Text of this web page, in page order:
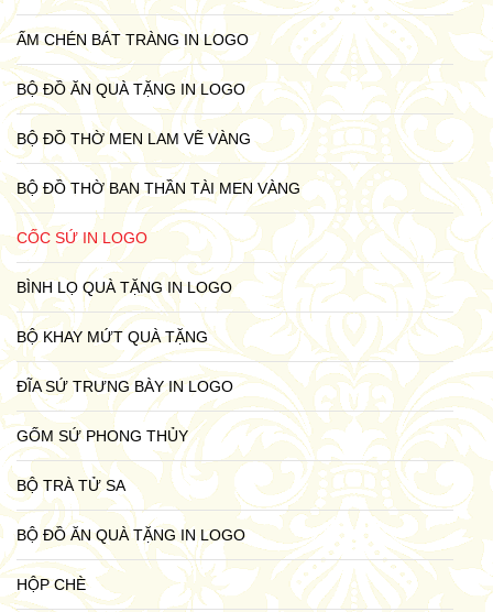
ẤM CHÉN BÁT TRÀNG IN LOGO
BỘ ĐỒ ĂN QUÀ TẶNG IN LOGO
BỘ ĐỒ THỜ MEN LAM VẼ VÀNG
BỘ ĐỒ THỜ BAN THẦN TÀI MEN VÀNG
CỐC SỨ IN LOGO
BÌNH LỌ QUÀ TẶNG IN LOGO
BỘ KHAY MỨT QUÀ TẶNG
ĐĨA SỨ TRƯNG BÀY IN LOGO
GỐM SỨ PHONG THỦY
BỘ TRÀ TỬ SA
BỘ ĐỒ ĂN QUÀ TẶNG IN LOGO
HỘP CHÈ